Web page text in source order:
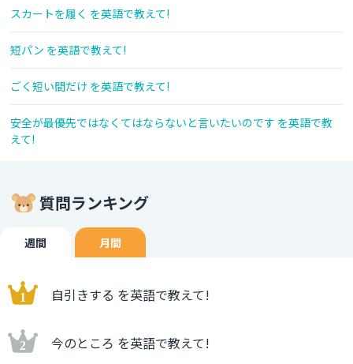
スカートを履く を英語で教えて!
短パン を英語で教えて!
ごく短い間だけ を英語で教えて!
安全が最優先ではなくてはならないと言いたいのです を英語で教
えて!
質問ランキング
週間 月間
自引きする を英語で教えて!
今のところ を英語で教えて!